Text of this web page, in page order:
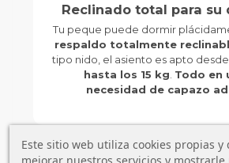
Reclinado total para su
Tu peque puede dormir
respaldo totalmente
tipo nido, el asiento es apto
hasta los 15 kg. Todo en
necesidad de capazo
Este sitio web utiliza cookies propias y